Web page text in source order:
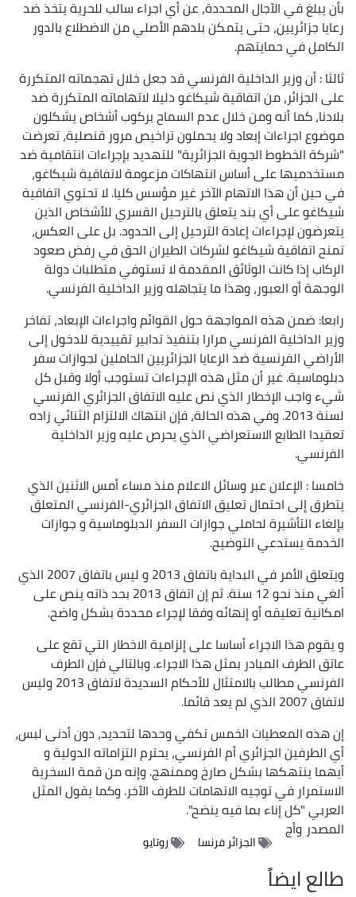
بأن يبلغ في الآجال المحددة، عن أي اجراء سالب للحرية يتخذ ضد
رعايا جزائريين، حتى يتمكن بلدهم الأصلي من الاضطلاع بالدور
الكامل في حمايتهم.
ثالثا : أن وزير الداخلية الفرنسي قد جعل خلال تهجماته المتكررة
على الجزائر، من اتفاقية شيكاغو دليلا لاتهاماته المتكررة ضد
بلادنا، كما أنه ومن خلال عدم السماح بركوب أشخاص يشكلون
موضوع اجراءات إبعاد ولا يحملون تراخيص مرور قنصلية، تعرضت
"شركة الخطوط الجوية الجزائرية" للتهديد بإجراءات انتقامية ضد
مستخدميها على أساس انتهاكات مزعومة لاتفاقية شيكاغو،
في حين أن هذا الاتهام الآخر غير مؤسس كليا. لا تحتوي اتفاقية
شيكاغو على أي بند يتعلق بالترحيل القسري للأشخاص الذين
يتعرضون لإجراءات إعادة الترحيل إلى الحدود. بل على العكس،
تمنح اتفاقية شيكاغو لشركات الطيران الحق في رفض صعود
الركاب إذا كانت الوثائق المقدمة لا تستوفي متطلبات دولة
الوجهة أو العبور، وهذا ما يتجاهله وزير الداخلية الفرنسي.
رابعا: ضمن هذه المواجهة حول القوائم واجراءات الإبعاد، تفاخر
وزير الداخلية الفرنسي مرارا بتنفيذ تدابير تقييدية للدخول إلى
الأراضي الفرنسية ضد الرعايا الجزائريين الحاملين لجوازات سفر
دبلوماسية. غير أن مثل هذه الإجراءات تستوجب أولا وقبل كل
شيء واجب الإخطار الذي نص عليه الاتفاق الجزائري الفرنسي
لسنة 2013. وفي هذه الحالة، فإن انتهاك الالتزام الثنائي زاده
تعقيدا الطابع الاستعراضي الذي يحرص عليه وزير الداخلية
الفرنسي.
خامسا : الإعلان عبر وسائل الاعلام منذ مساء أمس الاثنين الذي
يتطرق إلى احتمال تعليق الاتفاق الجزائري-الفرنسي المتعلق
بإلغاء التأشيرة لحاملي جوازات السفر الدبلوماسية و جوازات
الخدمة يستدعي التوضيح.
ويتعلق الأمر في البداية باتفاق 2013 و ليس باتفاق 2007 الذي
ألغي منذ نحو 12 سنة. ثم إن اتفاق 2013 بحد ذاته ينص على
امكانية تعليقه أو إنهائه وفقا لإجراء محددة بشكل واضح.
و يقوم هذا الاجراء أساسا على إلزامية الاخطار التي تقع على
عاتق الطرف المبادر بمثل هذا الاجراء. وبالتالي فإن الطرف
الفرنسي مطالب بالامتثال للأحكام السديدة لاتفاق 2013 وليس
لاتفاق 2007 الذي لم يعد قائما.
إن هذه المعطيات الخمس تكفي وحدها لتحديد، دون أدنى لبس،
أي الطرفين الجزائري أم الفرنسي، يحترم التزاماته الدولية و
أيهما ينتهكها بشكل صارخ وممنهج. وإنه من قمة السخرية
الاستمرار في توجيه الاتهامات للطرف الآخر. وكما يقول المثل
العربي "كل إناء بما فيه ينضح".
المصدروأج
الجزائر فرنسا روتايو
طالع ايضاً